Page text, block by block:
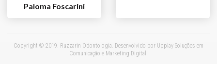
Paloma Foscarini
Copyright © 2019. Ruzzarin Odontologia. Desenvolvido por Upplay Soluções em
Comunicação e Marketing Digital .